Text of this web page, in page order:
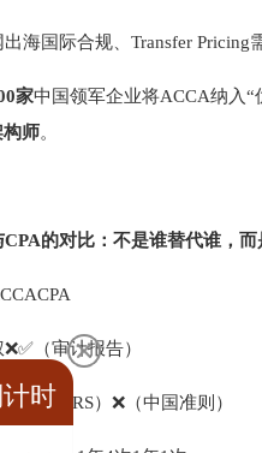
海国际合规、Transfer Pricing
家中国领军企业将ACCA纳入“
师。
CPA的对比：不是谁替代谁，而
（审计报告）
✅（IFRS）❌（中国准则）
时